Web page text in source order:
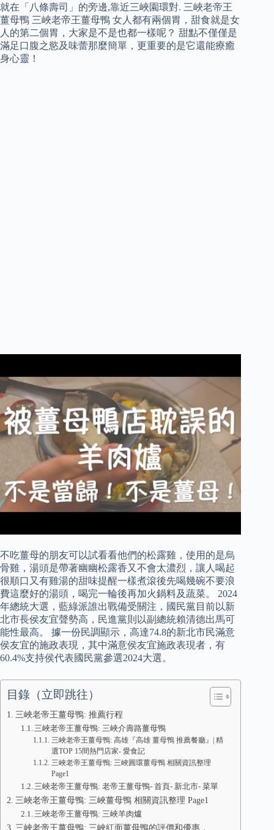
就在「八條壽司」的旁邊,靠近三峽園環對. 三峽老帝王
薑母鴨 三峽老帝王薑母鴨 女人都有兩個胃，甜食就是女
人的第二個胃，大家是不是也都一樣呢？ 甜點不僅僅是
滿足口腹之慾及味蕾那麼簡單，更重要的是它還能療癒
身心靈！
不吃薑母的朋友可以試看看他們的松露雞，使用的是烏
骨雞，湯頭是帶著幽幽松露香又不會太濃烈，讓人喝起
很順口又有雞湯的甜味提醒一樣煮滾後先喝幾碗不要浪
費這麼好的湯頭，喝完一輪後再加火鍋料及蔬菜。 2024
年總統大選，藍綠派誰出戰備受關注，國民黨目前以新
北市長侯友宜聲勢高，民進黨則以副總統賴清德出馬可
能性最高。 據一份民調顯示，高達74.8的新北市民滿意
侯友宜的施政表現，其中滿意侯友宜施政表現者，有
60.4%支持侯代表國民黨參選2024大選。
目錄（立即跳往）
三峽老帝王薑母鴨: 推薦行程
三峽老帝王薑母鴨: 三峽介壽路薑母鴨
三峽老帝王薑母鴨: 高雄『高雄 薑母鴨 推薦餐廳』| 精
選TOP 15間熱門店家- 愛食記
三峽老帝王薑母鴨: 三峽圓環薑母鴨 相關資訊整理
Page1
三峽老帝王薑母鴨: 老帝王薑母鴨- 首頁- 新北市- 菜單
三峽老帝王薑母鴨: 三峽薑母鴨 相關資訊整理 Page1
三峽老帝王薑母鴨: 三峽羊肉爐
三峽老帝王薑母鴨: 三峽紅面薑母鴨的評價和優惠，